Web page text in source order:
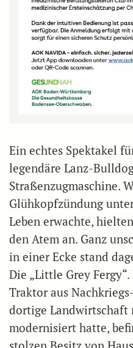
Ein echtes Spektakel
legendäre Lanz-
Straßenzugmaschine.
Glühkopfzündung
Leben erwachte,
den Atem an. Ganz
in einer Ecke stand
Die „Little Grey
Traktor aus
dortige
modernisiert hatte,